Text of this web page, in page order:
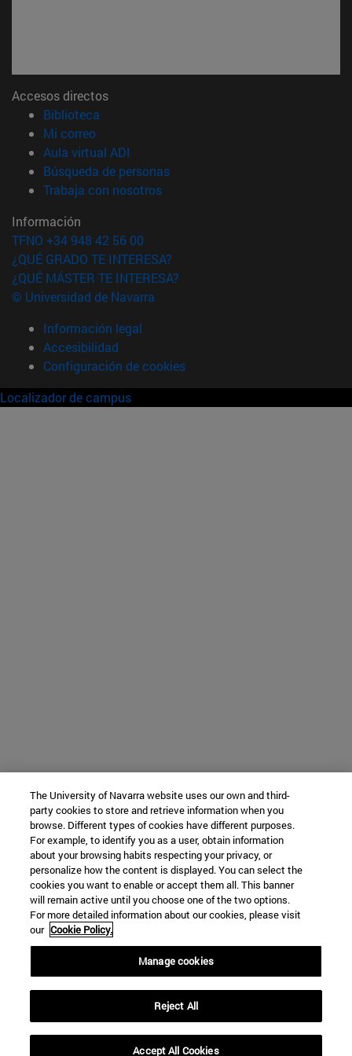
Accesos directos
Biblioteca
Mi correo(abre en nueva ventana)
Aula virtual ADI
Búsqueda de personas(abre en nueva ventana)
Trabaja con nosotros(abre en nueva ventana)
Información
TFNO +34 948 42 56 00
¿QUÉ GRADO TE INTERESA?
¿QUÉ MÁSTER TE INTERESA?
© Universidad de Navarra
Información legal
Accesibilidad
Configuración de cookies
Localizador de campus
The University of Navarra website uses our own and third-
party cookies to store and retrieve information when you
browse. Different types of cookies have different purposes.
For example, to identify you as a user, obtain information
about your browsing habits respecting your privacy, or
personalize how the content is displayed. You can select the
cookies you want to enable or accept them all. This banner
will remain active until you choose one of the two options.
For more detailed information about our cookies, please visit
our Cookie Policy.
Manage cookies
Reject All
Accept All Cookies